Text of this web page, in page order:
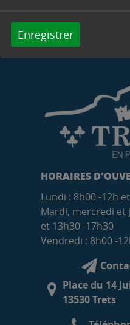
Enregistrer
HORAIRES
Lundi : 8h00 -12h
Mardi, mercredi et
et 13h30 -17h30
Vendredi : 8h00 -
Place du 14
13530 Trets